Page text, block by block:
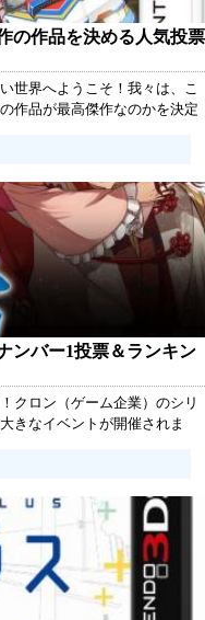
の作品を決める人気投票
世界へようこそ！我々は、こ
作品が最高傑作なのかを決定
非、あなたの投票に添えてそ
交流も楽しいですよ！
ンバー1投票＆ランキン
クロン（ゲーム企業）のシリ
きなイベントが開催されま
を与えるかもしれません！